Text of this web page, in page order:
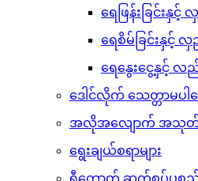
ရေဖြန်းခြင်းနှ
ရေစိမ်ခြင်းနှင့်
ရေနွေးငွေ့နှင့်
ဒေါင်လိုက် သေတ္တာမပါ
အလိုအလျောက် အသုတ်
ရွေးချယ်စရာများ
ရီတော့တ် ဆက်စပ်ပစ္စည်း